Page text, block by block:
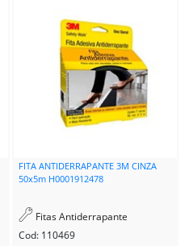
FITA ANTIDERRAPANTE 3M CINZA
50x5m H0001912478
Fitas Antiderrapante
Cod: 110469